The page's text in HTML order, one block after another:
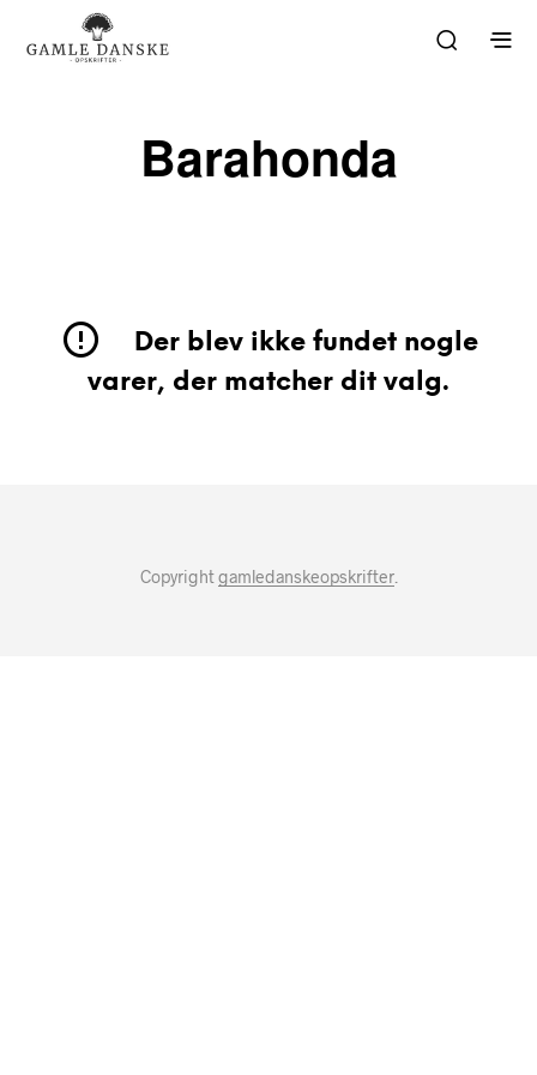
Barahonda
Der blev ikke fundet nogle
varer, der matcher dit valg.
Copyrightgamledanskeopskrifter.